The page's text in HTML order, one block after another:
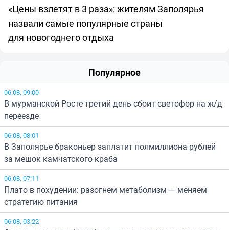
«Цены взлетят в 3 раза»: жителям Заполярья
назвали самые популярные страны
для новогоднего отдыха
Популярное
06.08, 09:00
В мурманской Росте третий день сбоит светофор на ж/д
переезде
06.08, 08:01
В Заполярье браконьер заплатит полмиллиона рублей
за мешок камчатского краба
06.08, 07:11
Плато в похудении: разогнем метаболизм — меняем
стратегию питания
06.08, 03:22